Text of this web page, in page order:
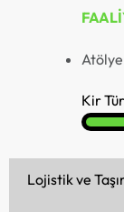
Kir
Lojistik ve